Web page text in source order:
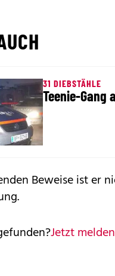
31 DIEBSTÄHLE
Teenie-Gang
Beweise ist er
Jetzt melden